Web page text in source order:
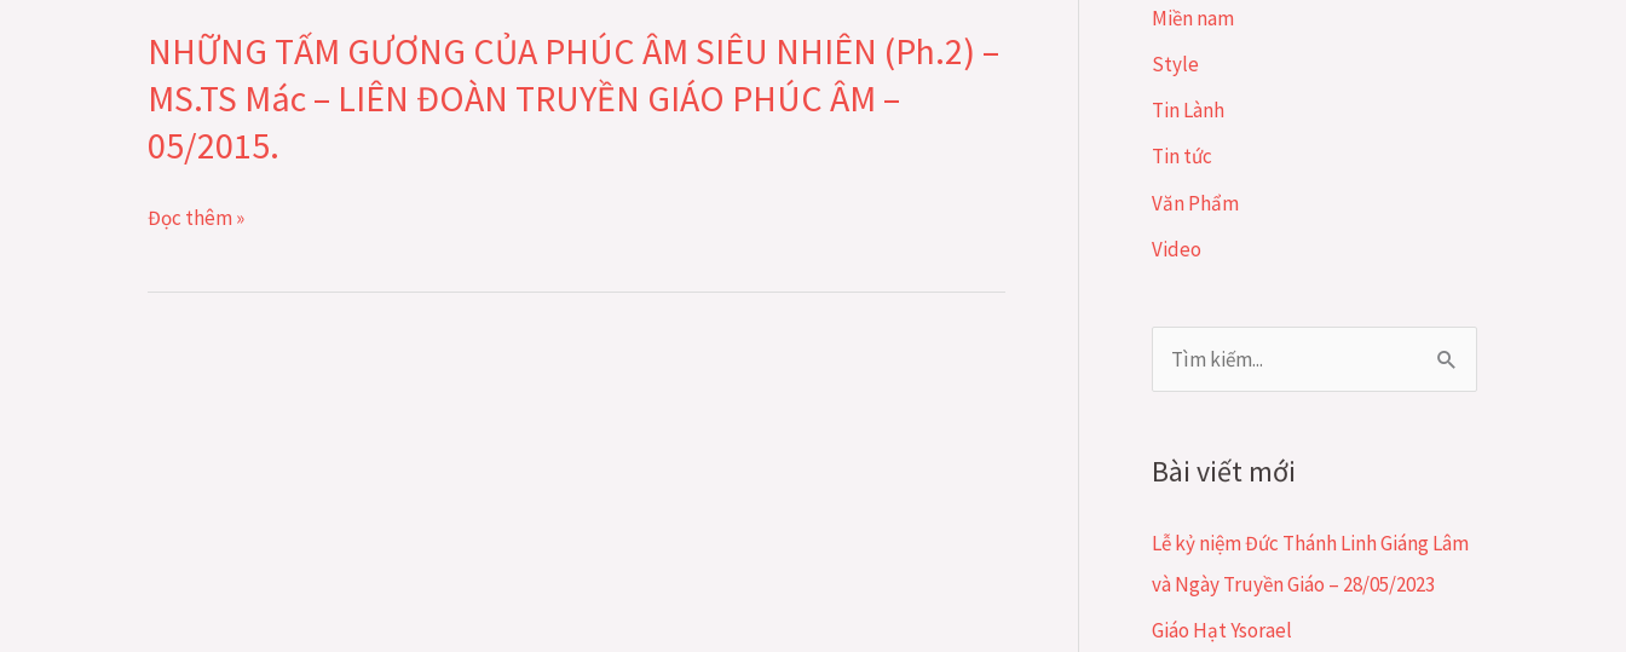
NHỮNG TẤM GƯƠNG CỦA PHÚC ÂM SIÊU NHIÊN (Ph.2) –
MS.TS Mác – LIÊN ĐOÀN TRUYỀN GIÁO PHÚC ÂM –
05/2015.
GƯƠNG
CỦA
PHÚC
ÂM
NHIÊN
Đọc thêm »
Miền nam
Style
Tin Lành
Tin tức
Văn Phẩm
Video
k
i
Bài viết mới
Lễ kỷ niệm Đức Thánh Linh Giáng Lâm
và Ngày Truyền Giáo – 28/05/2023
Giáo Hạt Ysorael